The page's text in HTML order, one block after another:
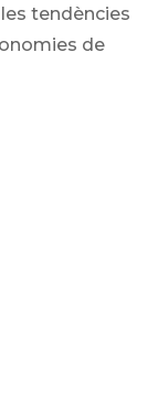
tendències
de